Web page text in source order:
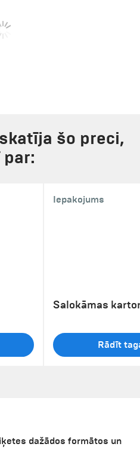
šo preci,
Iepakojums
Salokāmas
Rādīt
dažādos formātos un